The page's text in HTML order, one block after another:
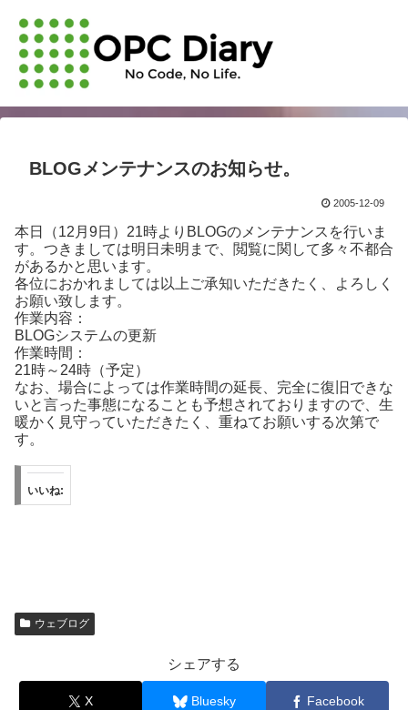
BLOGメンテナンスのお知らせ。
2005-12-09
本日（12月9日）21時よりBLOGのメンテナンスを行いま
す。つきましては明日未明まで、閲覧に関して多々不都合
があるかと思います。
各位におかれましては以上ご承知いただきたく、よろしく
お願い致します。
作業内容：
BLOGシステムの更新
作業時間：
21時～24時（予定）
なお、場合によっては作業時間の延長、完全に復旧できな
いと言った事態になることも予想されておりますので、生
暖かく見守っていただきたく、重ねてお願いする次第で
す。
いいね:
ウェブログ
シェアする
X Bluesky Facebook